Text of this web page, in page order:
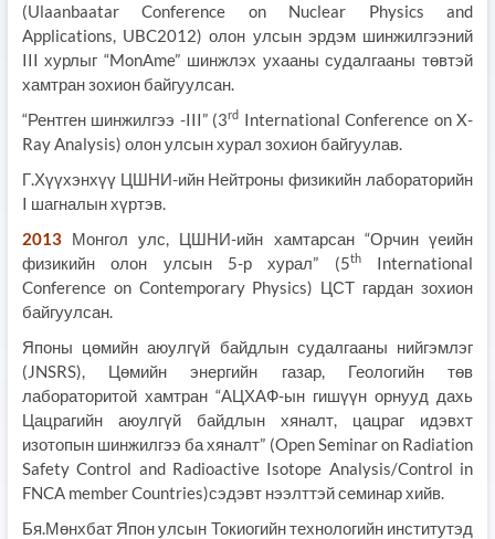
(Ulaanbaatar Conference on Nuclear Physics and
Applications, UBC2012) олон улсын эрдэм шинжилгээний
III хурлыг “MonAme” шинжлэх ухааны судалгааны төвтэй
хамтран зохион байгуулсан.
“Рентген шинжилгээ -III” (3rd International Conference on X-
Ray Analysis) олон улсын хурал зохион байгуулав.
Г.Хүүхэнхүү ЦШНИ-ийн Нейтроны физикийн лабораторийн
I шагналын хүртэв.
2013Монгол улс, ЦШНИ-ийн хамтарсан “Орчин үеийн
физикийн олон улсын 5-р хурал” (5thInternational
Conference on Contemporary Physics) ЦСТ гардан зохион
байгуулсан.
Японы цөмийн аюулгүй байдлын судалгааны нийгэмлэг
(JNSRS), Цөмийн энергийн газар, Геологийн төв
лабораторитой хамтран “АЦХАФ-ын гишүүн орнууд дахь
Цацрагийн аюулгүй байдлын хяналт, цацраг идэвхт
изотопын шинжилгээ ба хяналт” (Open Seminar on Radiation
Safety Control and Radioactive Isotope Analysis/Control in
FNCA member Countries)сэдэвт нээлттэй семинар хийв.
Бя.Мөнхбат Япон улсын Токиогийн технологийн институтэд